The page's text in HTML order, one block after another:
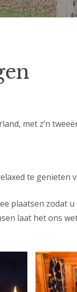
met z’n
te genieten
plaatsen zodat
laat het ons